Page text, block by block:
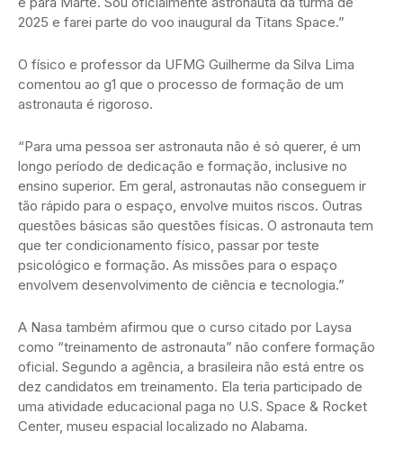
2025 e farei parte do voo inaugural da Titans Space.”
O físico e professor da UFMG Guilherme da Silva Lima
comentou ao g1 que o processo de formação de um
astronauta é rigoroso.
“Para uma pessoa ser astronauta não é só querer, é um
longo período de dedicação e formação, inclusive no
ensino superior. Em geral, astronautas não conseguem ir
tão rápido para o espaço, envolve muitos riscos. Outras
questões básicas são questões físicas. O astronauta tem
que ter condicionamento físico, passar por teste
psicológico e formação. As missões para o espaço
envolvem desenvolvimento de ciência e tecnologia.”
A Nasa também afirmou que o curso citado por Laysa
como “treinamento de astronauta” não confere formação
oficial. Segundo a agência, a brasileira não está entre os
dez candidatos em treinamento. Ela teria participado de
uma atividade educacional paga no U.S. Space & Rocket
Center, museu espacial localizado no Alabama.